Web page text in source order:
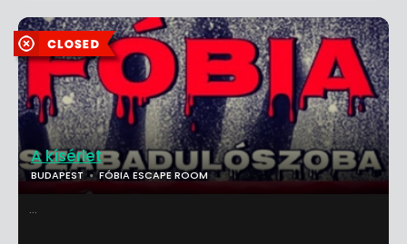
A kísérlet
BUDAPEST FÓBIA ESCAPE ROOM
...